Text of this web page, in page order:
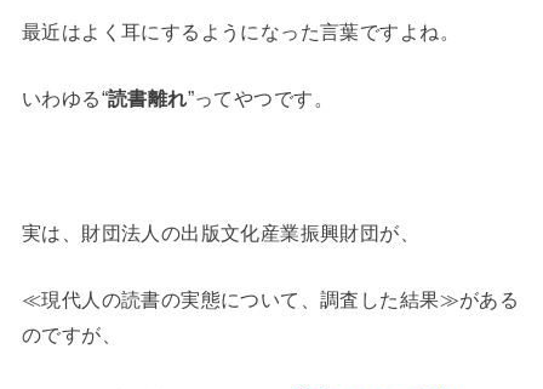
最近はよく耳にするようになった言葉ですよね。
いわゆる“読書離れ”ってやつです。
実は、財団法人の出版文化産業振興財団が、
≪現代人の読書の実態について、調査した結果≫がある
のですが、